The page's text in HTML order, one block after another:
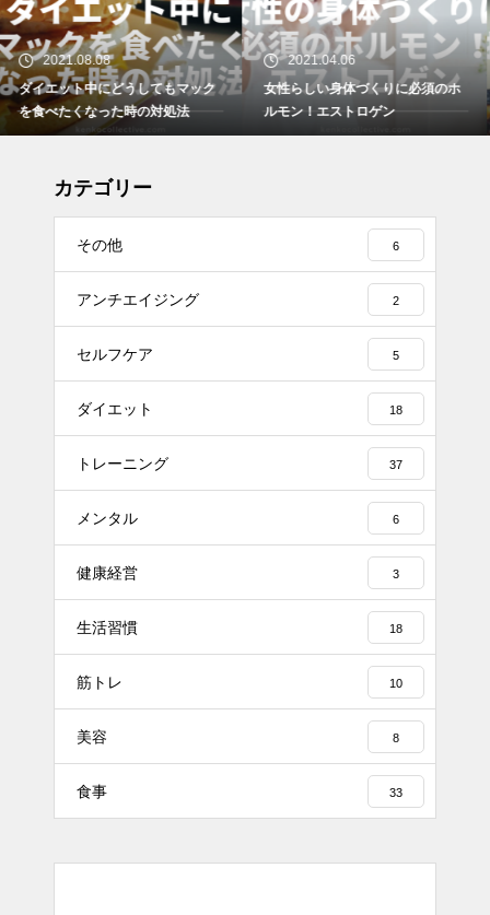
2021.04.06
女性らしい身体づくりに必須のホ
ルモン！エストロゲン
2021.03.29
ダイエット中どうしても我慢でき
ない時のおやつの工夫について
カテゴリー
その他 6
アンチエイジング 2
セルフケア 5
ダイエット 18
トレーニング 37
メンタル 6
健康経営 3
生活習慣 18
筋トレ 10
美容 8
食事 33